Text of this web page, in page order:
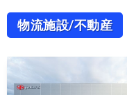
物流施設/不動産